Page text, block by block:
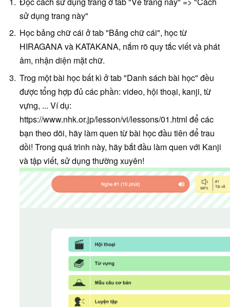
sử dụng trang này"
Học bảng chữ cái ở tab "Bảng chữ cái", học từ
HIRAGANA và KATAKANA, nắm rõ quy tắc viết và phát
âm, nhận diện mặt chữ.
Trog một bài học bất kì ở tab "Danh sách bài học" đều
được tổng hợp đủ các phần: video, hội thoại, kanji, từ
vựng, ... Ví dụ:
https://www.nhk.or.jp/lesson/vi/lessons/01.html để các
bạn theo dõi, hãy làm quen từ bài học đầu tiên để trau
dồi! Trong quá trình này, hãy bắt đầu làm quen với Kanji
và tập viết, sử dụng thường xuyên!